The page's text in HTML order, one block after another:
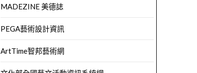
MADEZINE 美德誌
PEGA藝術設計資訊
ArtTime智邦藝術網